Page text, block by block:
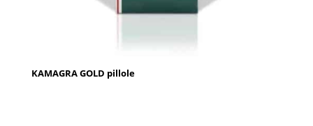
KAMAGRA GOLD pillole